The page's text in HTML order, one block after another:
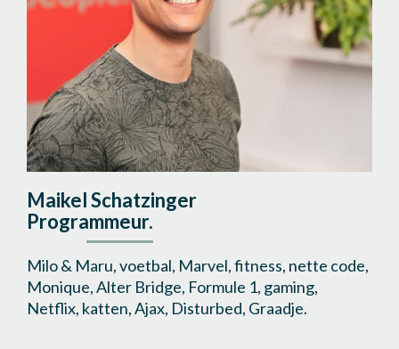
Maikel Schatzinger
Programmeur.
Milo & Maru, voetbal, Marvel, fitness, nette code,
Monique, Alter Bridge, Formule 1, gaming,
Netflix, katten, Ajax, Disturbed, Graadje.